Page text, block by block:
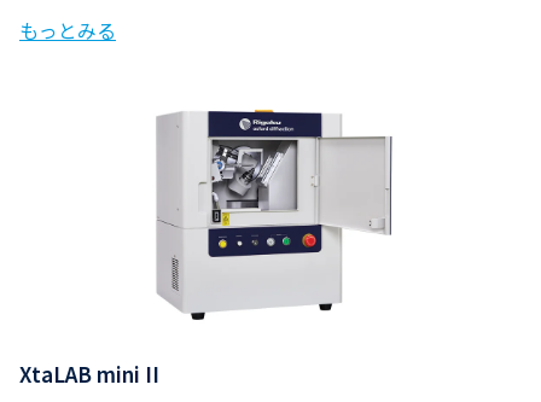
もっとみる
XtaLAB mini II